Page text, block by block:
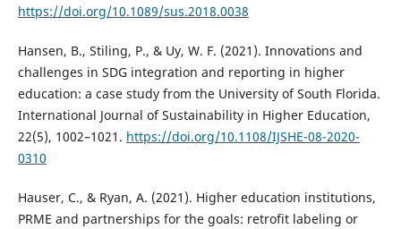
https://doi.org/10.1089/sus.2018.0038
Hansen, B., Stiling, P., & Uy, W. F. (2021). Innovations and
challenges in SDG integration and reporting in higher
education: a case study from the University of South Florida.
International Journal of Sustainability in Higher Education,
22(5), 1002–1021. https://doi.org/10.1108/IJSHE-08-2020-
0310
Hauser, C., & Ryan, A. (2021). Higher education institutions,
PRME and partnerships for the goals: retrofit labeling or